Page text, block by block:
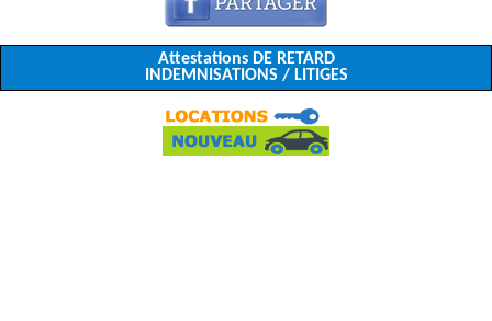
Attestations DE RETARD
INDEMNISATIONS / LITIGES